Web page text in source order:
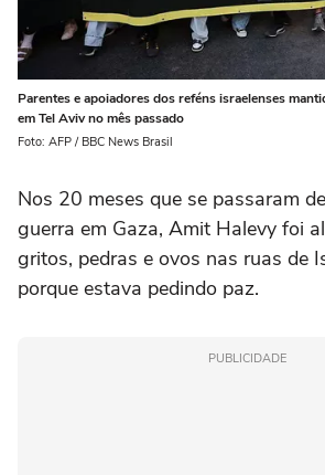
Parentes e apoiadores dos reféns israelenses
em Tel Aviv no mês passado
Foto: AFP / BBC News Brasil
Nos 20 meses que se passaram
guerra em Gaza, Amit Halevy foi
gritos, pedras e ovos nas ruas de
porque estava pedindo paz.
PUBLICIDADE